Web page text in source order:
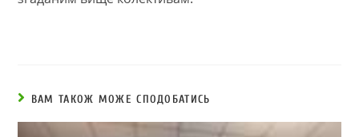
ВАМ ТАКОЖ МОЖЕ СПОДОБАТИСЬ